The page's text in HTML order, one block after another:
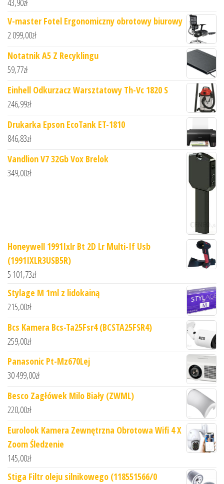
43,90zł
V-master Fotel Ergonomiczny obrotowy biurowy
2 099,00zł
Notatnik A5 Z Recyklingu
59,77zł
Einhell Odkurzacz Warsztatowy Th-Vc 1820 S
246,99zł
Drukarka Epson EcoTank ET-1810
846,83zł
Vandlion V7 32Gb Vox Brelok
349,00zł
Honeywell 1991Ixlr Bt 2D Lr Multi-If Usb
(1991IXLR3USB5R)
5 101,73zł
Stylage M 1ml z lidokainą
215,00zł
Bcs Kamera Bcs-Ta25Fsr4 (BCSTA25FSR4)
259,00zł
Panasonic Pt-Mz670Lej
30 499,00zł
Besco Zagłówek Milo Biały (ZWML)
220,00zł
Eurolook Kamera Zewnętrzna Obrotowa Wifi 4 X
Zoom Śledzenie
145,00zł
Stiga Filtr oleju silnikowego (118551566/0